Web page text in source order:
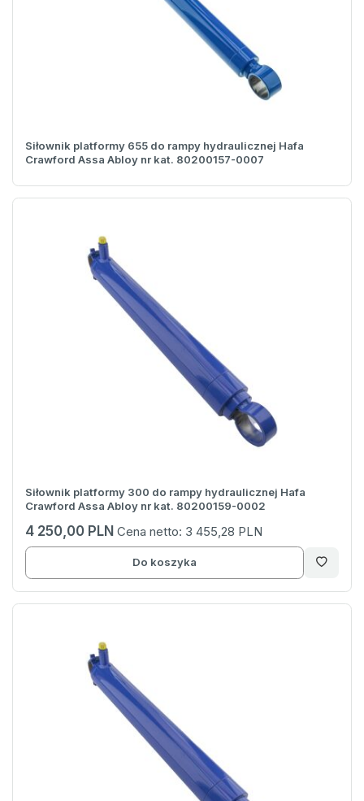
Siłownik platformy 655 do rampy hydraulicznej Hafa
Crawford Assa Abloy nr kat. 80200157-0007
Siłownik platformy 300 do rampy hydraulicznej Hafa
Crawford Assa Abloy nr kat. 80200159-0002
4 250,00 PLN Cena netto: 3 455,28 PLN
Do koszyka